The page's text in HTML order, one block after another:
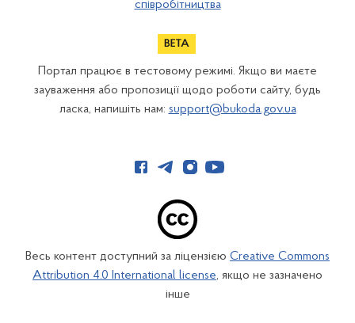
співробітництва
Портал працює в тестовому режимі. Якщо ви маєте
зауваження або пропозиції щодо роботи сайту, будь
ласка, напишіть нам: support@bukoda.gov.ua
Весь контент доступний за ліцензією Creative Commons
Attribution 4.0 International license, якщо не зазначено
інше